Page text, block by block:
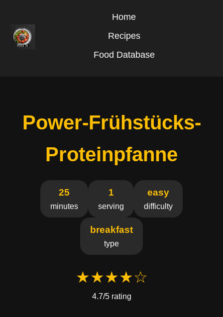
Home
Recipes
Food Database
Power-Frühstücks-
Proteinpfanne
25
minutes
1
serving
easy
difficulty
breakfast
type
★★★★☆
4.7/5 rating